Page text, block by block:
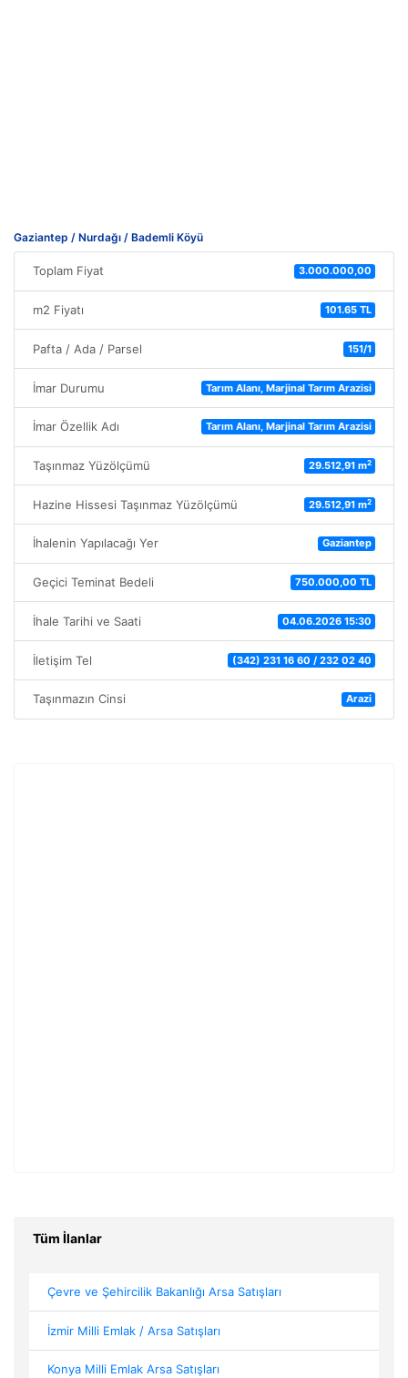
Gaziantep / Nurdağı / Bademli Köyü
Toplam Fiyat 3.000.000,00
m2 Fiyatı 101.65 TL
Pafta / Ada / Parsel 151/1
İmar Durumu Tarım Alanı, Marjinal Tarım Arazisi
İmar Özellik Adı Tarım Alanı, Marjinal Tarım Arazisi
Taşınmaz Yüzölçümü 29.512,91 m2
Hazine Hissesi Taşınmaz Yüzölçümü 29.512,91 m2
İhalenin Yapılacağı Yer Gaziantep
Geçici Teminat Bedeli 750.000,00 TL
İhale Tarihi ve Saati 04.06.2026 15:30
İletişim Tel (342) 231 16 60 / 232 02 40
Taşınmazın Cinsi Arazi
Tüm İlanlar
Çevre ve Şehircilik Bakanlığı Arsa Satışları
İzmir Milli Emlak / Arsa Satışları
Konya Milli Emlak Arsa Satışları